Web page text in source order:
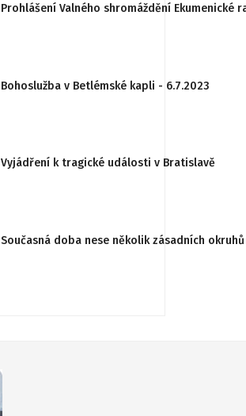
Prohlášení Valného shromáždění
Bohoslužba v Betlémské kapli - 6.7.2023
Vyjádření k tragické události v Bratislavě
Současná doba nese několik zásadních